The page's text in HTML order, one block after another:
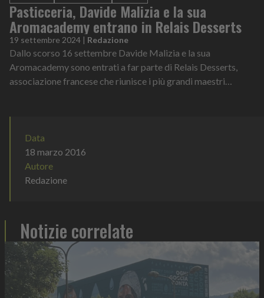
Pasticceria, Davide Malizia e la sua
Aromacademy entrano in Relais Desserts
19 settembre 2024 | Redazione
Dallo scorso 16 settembre Davide Malizia e la sua
Aromacademy sono entrati a far parte di Relais Desserts,
associazione francese che riunisce i più grandi maestri
Data
18 marzo 2016
Autore
Redazione
Notizie correlate